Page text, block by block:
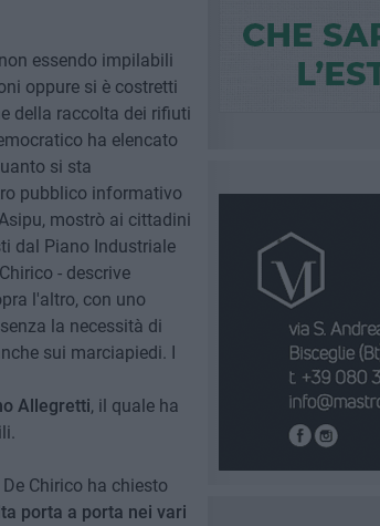
essendo impilabili
oppure si è costretti
della raccolta dei rifiuti
ha elencato
si sta
pubblico informativo
mostrò ai cittadini
dal Piano Industriale
- descrive
l'altro, con uno
la necessità di
sui marciapiedi. I
Allegretti, il quale ha
De Chirico ha chiesto
porta a porta nei vari